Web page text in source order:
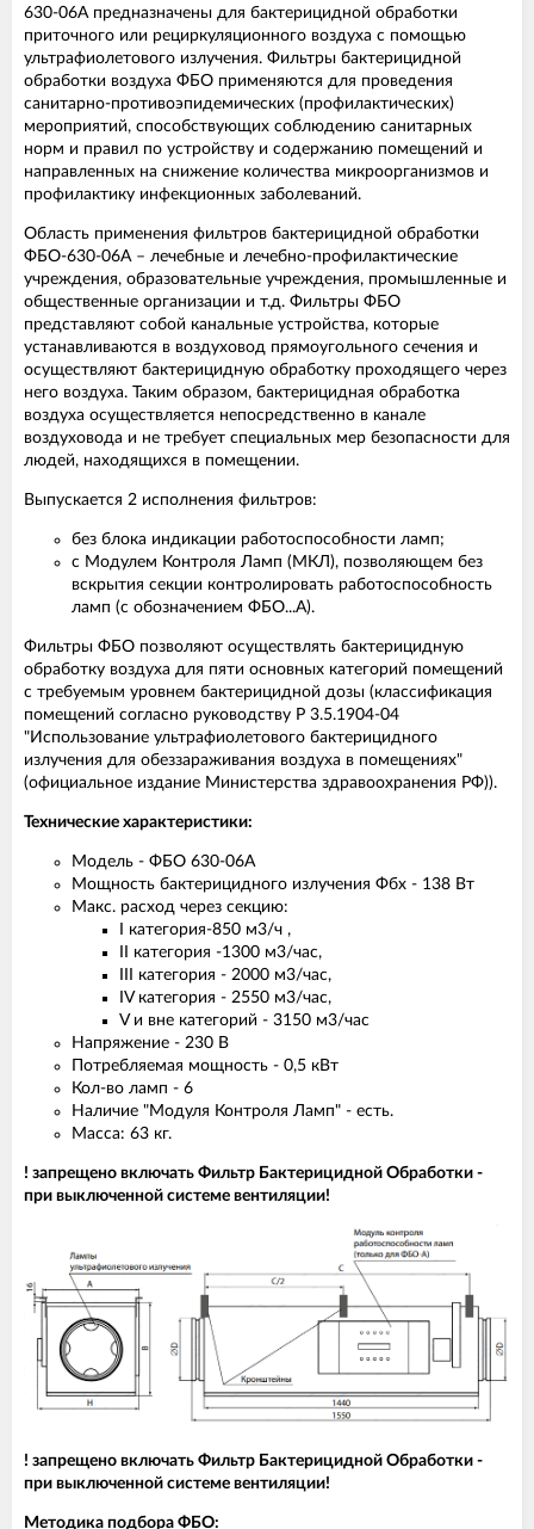
630-06А предназначены для бактерицидной обработки
приточного или рециркуляционного воздуха с помощью
ультрафиолетового излучения. Фильтры бактерицидной
обработки воздуха ФБО применяются для проведения
санитарно-противоэпидемических (профилактических)
мероприятий, способствующих соблюдению санитарных
норм и правил по устройству и содержанию помещений и
направленных на снижение количества микроорганизмов и
профилактику инфекционных заболеваний.
Область применения фильтров бактерицидной обработки
ФБО-630-06A – лечебные и лечебно-профилактические
учреждения, образовательные учреждения, промышленные и
общественные организации и т.д. Фильтры ФБО
представляют собой канальные устройства, которые
устанавливаются в воздуховод прямоугольного сечения и
осуществляют бактерицидную обработку проходящего через
него воздуха. Таким образом, бактерицидная обработка
воздуха осуществляется непосредственно в канале
воздуховода и не требует специальных мер безопасности для
людей, находящихся в помещении.
Выпускается 2 исполнения фильтров:
без блока индикации работоспособности ламп;
с Модулем Контроля Ламп (МКЛ), позволяющем без
вскрытия секции контролировать работоспособность
ламп (с обозначением ФБО...А).
Фильтры ФБО позволяют осуществлять бактерицидную
обработку воздуха для пяти основных категорий помещений
с требуемым уровнем бактерицидной дозы (классификация
помещений согласно руководству Р 3.5.1904-04
"Использование ультрафиолетового бактерицидного
излучения для обеззараживания воздуха в помещениях"
(официальное издание Министерства здравоохранения РФ)).
Технические характеристики:
Модель - ФБО 630-06А
Мощность бактерицидного излучения Фбх - 138 Вт
Макс. расход через секцию:
I категория-850 м3/ч ,
II категория -1300 м3/час,
III категория - 2000 м3/час,
IV категория - 2550 м3/час,
V и вне категорий - 3150 м3/час
Напряжение - 230 B
Потребляемая мощность - 0,5 кВт
Кол-во ламп - 6
Наличие "Модуля Контроля Ламп" - есть.
Масса: 63 кг.
! запрещено включать Фильтр Бактерицидной Обработки -
при выключенной системе вентиляции!
! запрещено включать Фильтр Бактерицидной Обработки -
при выключенной системе вентиляции!
Методика подбора ФБО: